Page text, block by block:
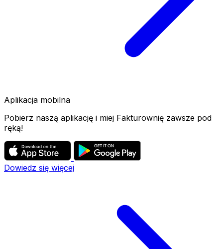
Aplikacja mobilna
Pobierz naszą aplikację i miej Fakturownię zawsze pod
ręką!
Dowiedz się więcej